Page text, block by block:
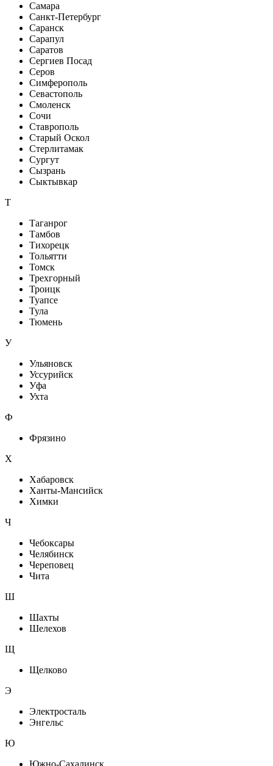
Самара
Санкт-Петербург
Саранск
Сарапул
Саратов
Сергиев Посад
Серов
Симферополь
Севастополь
Смоленск
Сочи
Ставрополь
Старый Оскол
Стерлитамак
Сургут
Сызрань
Сыктывкар
Т
Таганрог
Тамбов
Тихорецк
Тольятти
Томск
Трехгорный
Троицк
Туапсе
Тула
Тюмень
У
Ульяновск
Уссурийск
Уфа
Ухта
Ф
Фрязино
Х
Хабаровск
Ханты-Мансийск
Химки
Ч
Чебоксары
Челябинск
Череповец
Чита
Ш
Шахты
Шелехов
Щ
Щелково
Э
Электросталь
Энгельс
Ю
Южно-Сахалинск